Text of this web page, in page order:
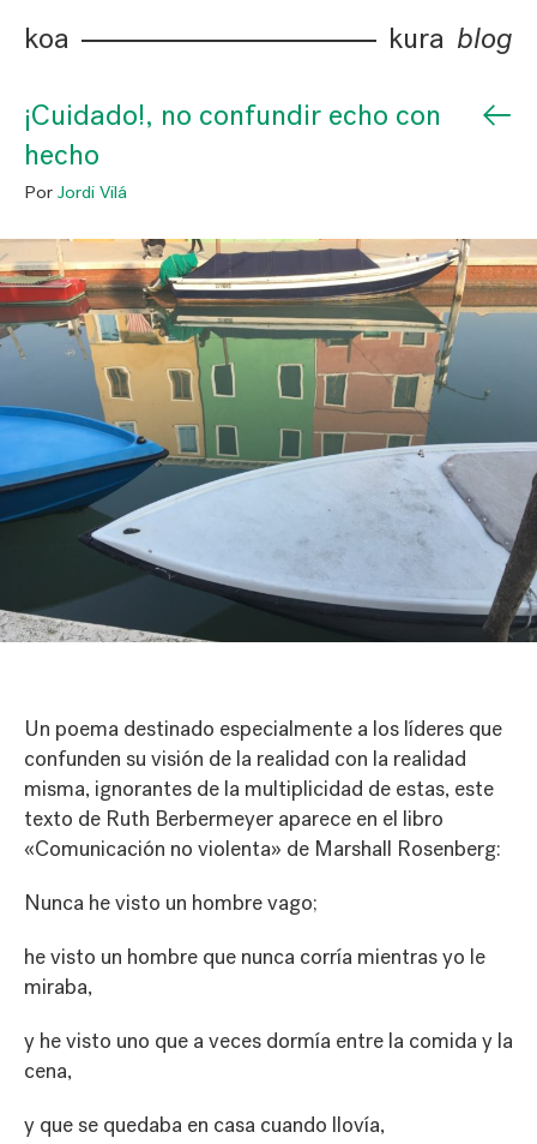
koa kura blog
¡Cuidado!, no confundir echo con
hecho
←
Por Jordi Vilá
Un poema destinado especialmente a los líderes que
confunden su visión de la realidad con la realidad
misma, ignorantes de la multiplicidad de estas, este
texto de Ruth Berbermeyer aparece en el libro
«Comunicación no violenta» de Marshall Rosenberg:
Nunca he visto un hombre vago;
he visto un hombre que nunca corría mientras yo le
miraba,
y he visto uno que a veces dormía entre la comida y la
cena,
y que se quedaba en casa cuando llovía,